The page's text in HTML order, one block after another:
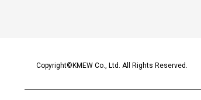
Copyright©KMEW Co., Ltd. All Rights Reserved.